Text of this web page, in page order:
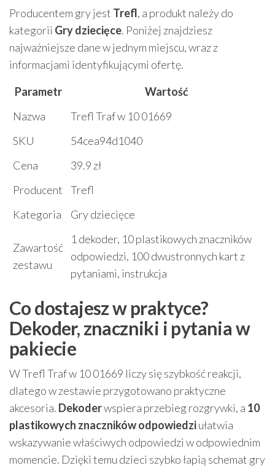
Producentem gry jest Trefl, a produkt należy do
kategorii Gry dziecięce. Poniżej znajdziesz
najważniejsze dane w jednym miejscu, wraz z
informacjami identyfikującymi ofertę.
Parametr
Wartość
Nazwa
Trefl Traf w 10 01669
SKU
54cea94d1040
Cena
39.9 zł
Producent
Trefl
Kategoria
Gry dziecięce
Zawartość
zestawu
1 dekoder, 10 plastikowych znaczników
odpowiedzi, 100 dwustronnych kart z
pytaniami, instrukcja
Co dostajesz w praktyce?
Dekoder, znaczniki i pytania w
pakiecie
W Trefl Traf w 10 01669 liczy się szybkość reakcji,
dlatego w zestawie przygotowano praktyczne
akcesoria. Dekoderwspiera przebieg rozgrywki, a 10
plastikowych znaczników odpowiedziułatwia
wskazywanie właściwych odpowiedzi w odpowiednim
momencie. Dzięki temu dzieci szybko łapią schemat gry